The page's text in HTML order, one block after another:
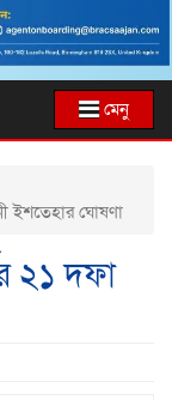
মেনু
ইশতেহার ঘোষণা
২১ দফা